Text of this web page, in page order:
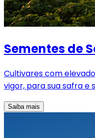
Sementes de
Cultivares com
vigor, para sua safra e
Saiba mais